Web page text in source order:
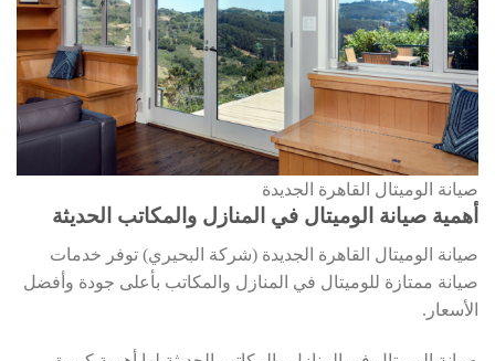
صيانة الوميتال القاهرة الجديدة
أهمية صيانة الوميتال في المنازل والمكاتب الحديثة
صيانة الوميتال القاهرة الجديدة (شركة البحيري) توفر خدمات
صيانة ممتازة للوميتال في المنازل والمكاتب بأعلى جودة وأفضل
الأسعار.